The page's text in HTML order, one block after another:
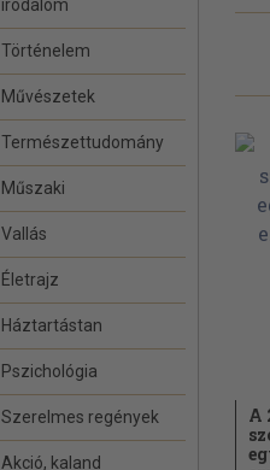
irodalom
Történelem
Művészetek
Természettudomány
Műszaki
Vallás
Életrajz
Háztartástan
Pszichológia
Szerelmes regények
Akció, kaland
A